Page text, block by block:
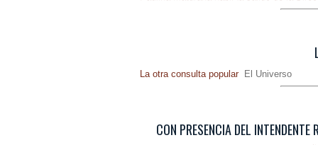
La otra consulta popular El Universo
CON PRESENCIA DEL